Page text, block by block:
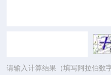
请输入计算结果（填写阿拉伯数